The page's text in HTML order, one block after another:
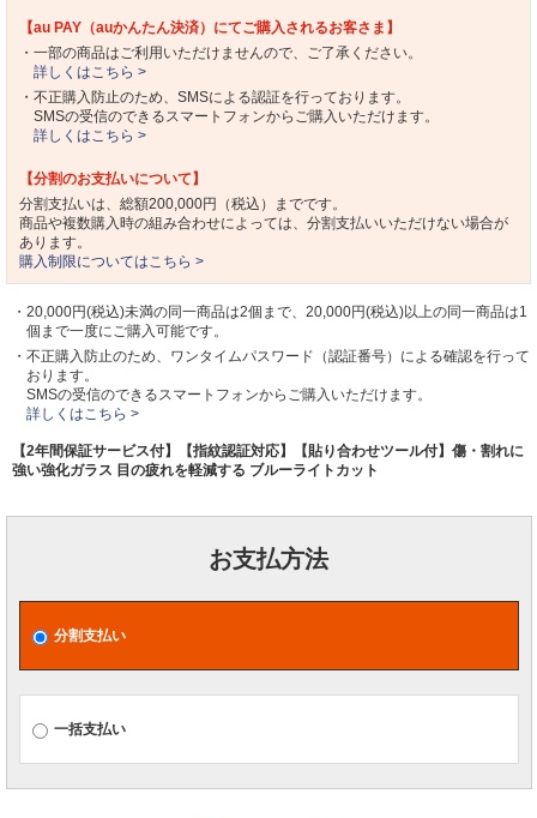
【au PAY（auかんたん決済）にてご購入されるお客さま】
・一部の商品はご利用いただけませんので、ご了承ください。
詳しくはこちら >
・不正購入防止のため、SMSによる認証を行っております。
SMSの受信のできるスマートフォンからご購入いただけます。
詳しくはこちら >
【分割のお支払いについて】
分割支払いは、総額200,000円（税込）までです。
商品や複数購入時の組み合わせによっては、分割支払いいただけない場合が
あります。
購入制限についてはこちら >
・20,000円(税込)未満の同一商品は2個まで、20,000円(税込)以上の同一商品は1
個まで一度にご購入可能です。
・不正購入防止のため、ワンタイムパスワード（認証番号）による確認を行って
おります。
SMSの受信のできるスマートフォンからご購入いただけます。
詳しくはこちら >
【2年間保証サービス付】【指紋認証対応】【貼り合わせツール付】傷・割れに
強い強化ガラス 目の疲れを軽減する ブルーライトカット
お支払方法
分割支払い
一括支払い